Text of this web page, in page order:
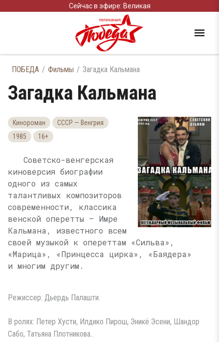
Сейчас в эфире: Великая
ПОБЕДА Фильмы Загадка Кальмана
Загадка Кальмана
Кинороман
СССР — Венгрия
1985
16+
Советско-венгерская
киноверсия биографии
одного из самых
талантливых композиторов
современности, классика
венской оперетты — Имре
Кальмана, известного всем
своей музыкой к опереттам «Сильва»,
«Марица», «Принцесса цирка», «Баядера»
и многим другим.
Режиссер: Дьердь Палашти.
В ролях: Петер Хусти, Илдико Пирош, Эникё Эсени, Шандор
Сабо, Татьяна Плотникова..